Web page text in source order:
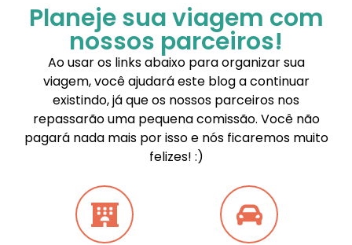
Planeje sua viagem com
nossos parceiros!
Ao usar os links abaixo para organizar sua
viagem, você ajudará este blog a continuar
existindo, já que os nossos parceiros nos
repassarão uma pequena comissão. Você não
pagará nada mais por isso e nós ficaremos muito
felizes! :)